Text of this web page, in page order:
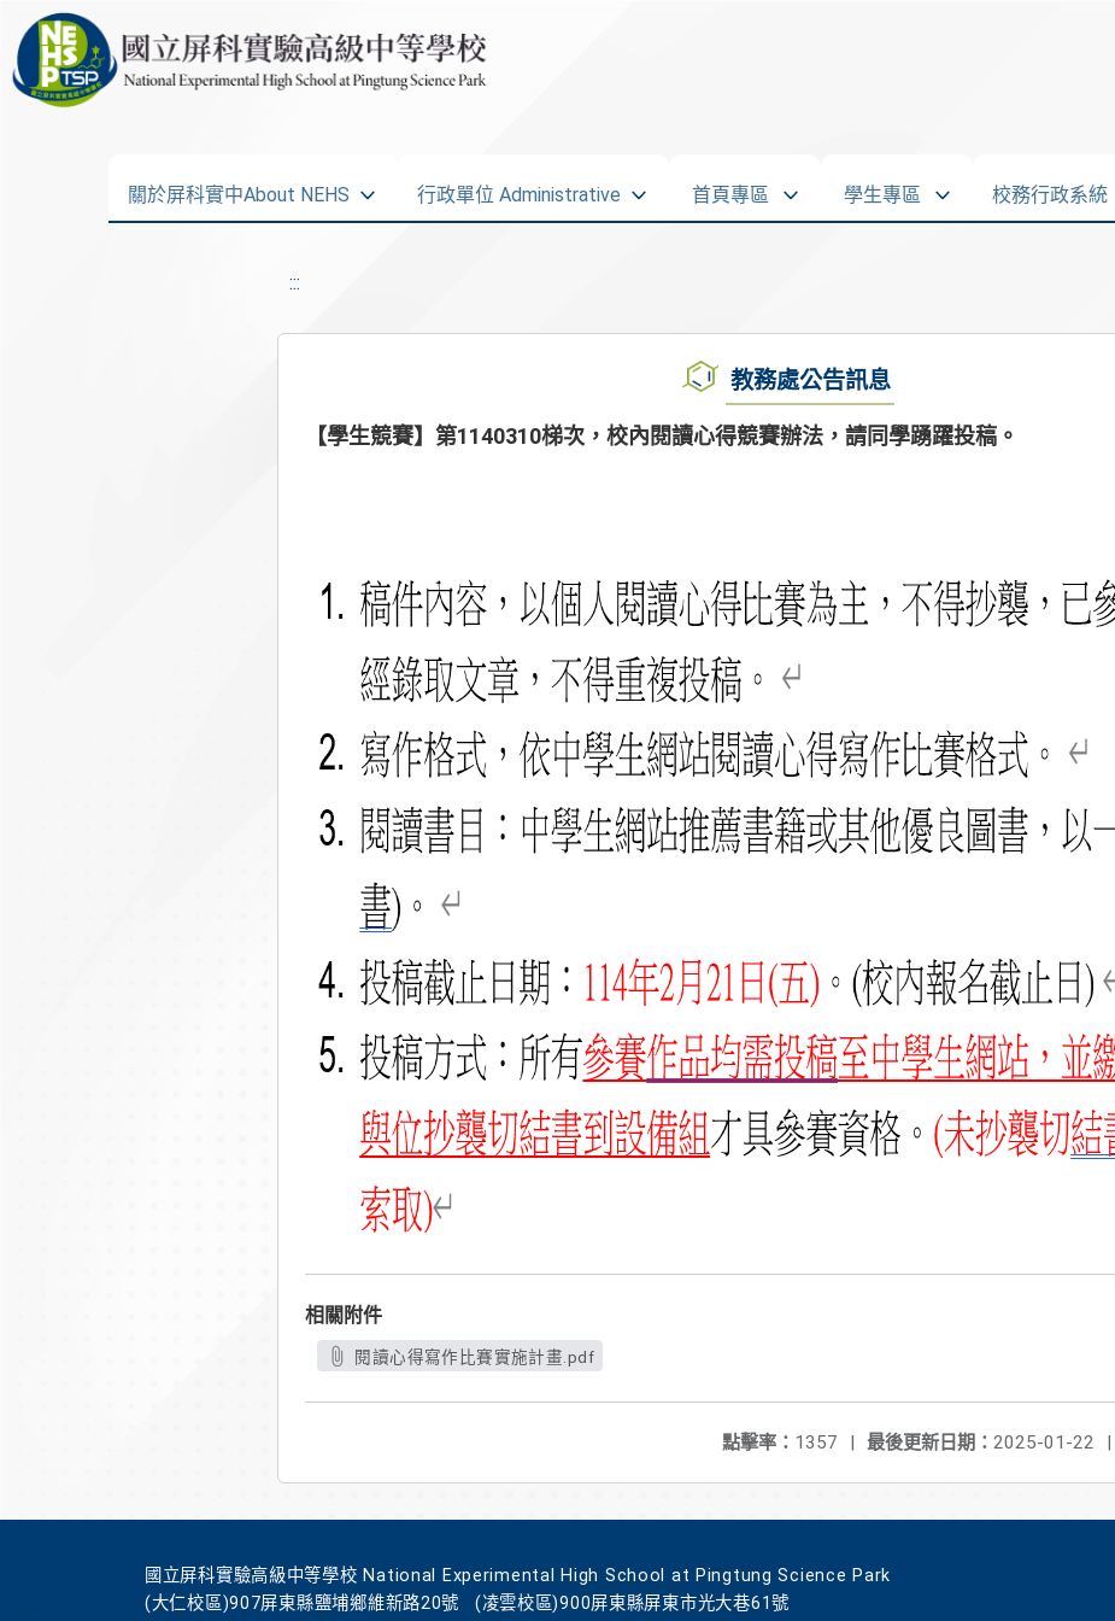
關於屏科實中About NEHS 行政單位 Administrative 首頁專區 學生專區 校務行政系統
:::
教務處公告訊息
【學生競賽】第1140310梯次，校內閱讀心得競賽辦法，請同學踴躍投稿。
相關附件
閱讀心得寫作比賽實施計畫.pdf
最後更新日期： 2025-01-22 |
點擊率： 1357 |
國立屏科實驗高級中等學校 National Experimental High School at Pingtung Science Park
(大仁校區)907屏東縣鹽埔鄉維新路20號
(凌雲校區)900屏東縣屏東市光大巷61號